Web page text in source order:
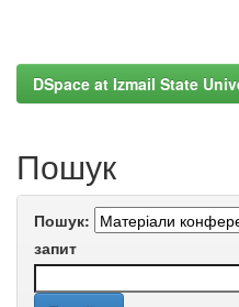
DSpace at Izmail State
Пошук
Пошук:
запит